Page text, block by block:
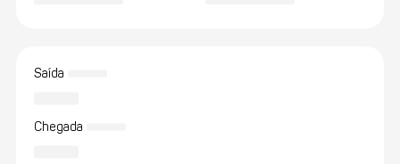
Saída
Chegada